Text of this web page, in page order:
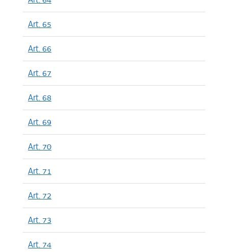
Art. 65
Art. 66
Art. 67
Art. 68
Art. 69
Art. 70
Art. 71
Art. 72
Art. 73
Art. 74